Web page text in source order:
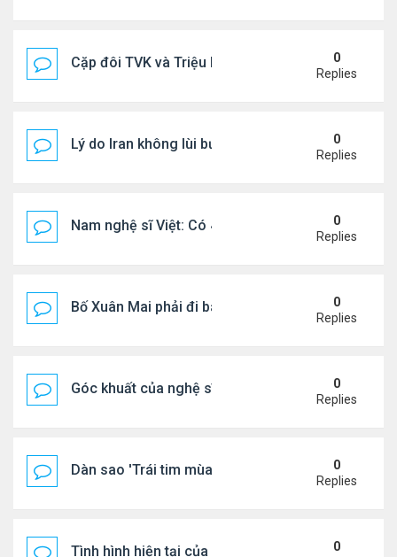
Cặp đôi TVK và Triệu Mẫn được yêu thích nhất
0
Replies
Lý do Iran không lùi bước trước lời đe dọa của
0
Replies
Nam nghệ sĩ Việt: Có 4 nhà ở Pháp, sống gần
0
Replies
Bố Xuân Mai phải đi bán cơm ở Mỹ
0
Replies
Góc khuất của nghệ sĩ Hoài Tâm
0
Replies
Dàn sao 'Trái tim mùa thu' sau 26 năm
0
Replies
Tình hình hiện tại của Quang Lê
0